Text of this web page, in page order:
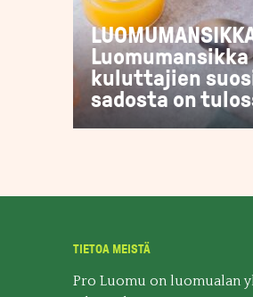
Luomumansikka
kuluttajien
sadosta on
TIETOA MEISTÄ
Pro Luomu on luomualan